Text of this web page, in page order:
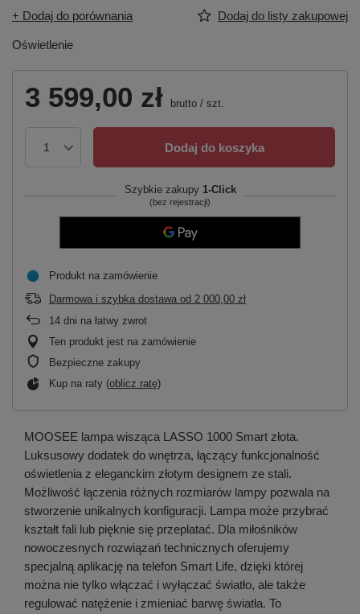
+ Dodaj do porównania Dodaj do listy zakupowej
Oświetlenie
3 599,00 zł brutto / szt.
Dodaj do koszyka
Szybkie zakupy 1-Click
(bez rejestracji)
Produkt na zamówienie
Darmowa i szybka dostawa od 2 000,00 zł
14 dni na łatwy zwrot
Ten produkt jest na zamówienie
Bezpieczne zakupy
Kup na raty (oblicz ratę)
MOOSEE lampa wisząca LASSO 1000 Smart złota.
Luksusowy dodatek do wnętrza, łączący funkcjonalność
oświetlenia z eleganckim złotym designem ze stali.
Możliwość łączenia różnych rozmiarów lampy pozwala na
stworzenie unikalnych konfiguracji. Lampa może przybrać
kształt fali lub pięknie się przeplatać. Dla miłośników
nowoczesnych rozwiązań technicznych oferujemy
specjalną aplikację na telefon Smart Life, dzięki której
można nie tylko włączać i wyłączać światło, ale także
regulować natężenie i zmieniać barwę światła. To